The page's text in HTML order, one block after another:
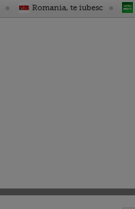
Romania, te iubesc